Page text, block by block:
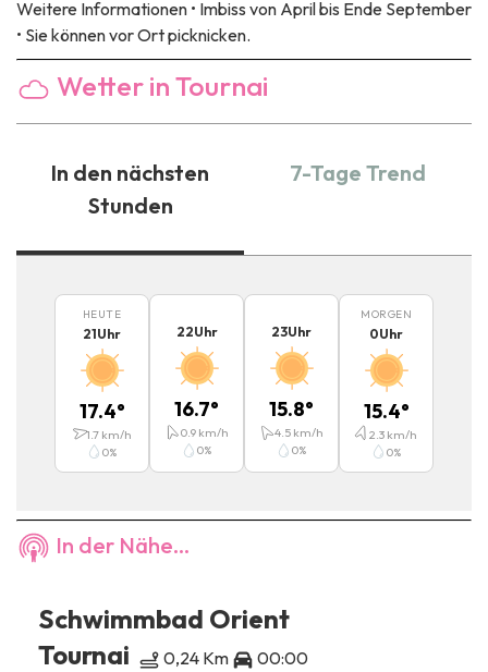
Weitere Informationen • Imbiss von April bis Ende September
• Sie können vor Ort picknicken.
Wetter in Tournai
In den nächsten
Stunden
7-Tage Trend
HEUTE
21Uhr
17.4°
1.7 km/h
0%
22Uhr
16.7°
0.9km/h
0%
23Uhr
15.8°
4.5km/h
0%
MORGEN
0Uhr
15.4°
2.3 km/h
0%
In der Nähe...
Schwimmbad Orient
Tournai
0,24 Km 00:00